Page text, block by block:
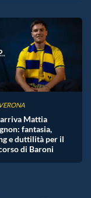
Mattia
fantasia,
e duttilità per il
di Baroni